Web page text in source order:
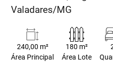
Valadares/MG
240,00 m²
Área Principal
180 m²
Área Lote